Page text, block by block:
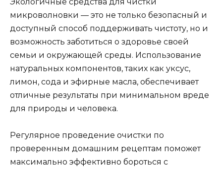
микроволновки — это не только безопасный и
доступный способ поддерживать чистоту, но и
возможность заботиться о здоровье своей
семьи и окружающей среды. Использование
натуральных компонентов, таких как уксус,
лимон, сода и эфирные масла, обеспечивает
отличные результаты при минимальном вреде
для природы и человека.
Регулярное проведение очистки по
проверенным домашним рецептам поможет
максимально эффективно бороться с